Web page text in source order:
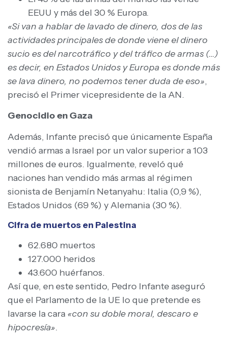
EEUU y más del 30 % Europa.
«Si van a hablar de lavado de dinero, dos de las
actividades principales de donde viene el dinero
sucio es del narcotráfico y del tráfico de armas (…)
es decir, en Estados Unidos y Europa es donde más
se lava dinero, no podemos tener duda de eso»,
precisó el Primer vicepresidente de la AN.
Genocidio en Gaza
Además, Infante precisó que únicamente España
vendió armas a Israel por un valor superior a 103
millones de euros. Igualmente, reveló qué
naciones han vendido más armas al régimen
sionista de Benjamín Netanyahu: Italia (0,9 %),
Estados Unidos (69 %) y Alemania (30 %).
Cifra de muertos en Palestina
62.680 muertos
127.000 heridos
43.600 huérfanos.
Así que, en este sentido, Pedro Infante aseguró
que el Parlamento de la UE lo que pretende es
lavarse la cara «con su doble moral, descaro e
hipocresía».